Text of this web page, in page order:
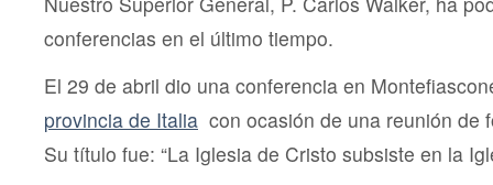
conferencias en el último tiempo.
El 29 de abril dio una conferencia en
provincia de Italia con ocasión de una reunión de
Su título fue: “La Iglesia de Cristo subsiste en la